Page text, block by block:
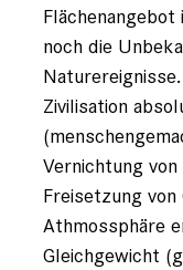
noch die
Zivilisation
Vernichtung
Freisetzung von
Athmossphäre
Gleichgewicht